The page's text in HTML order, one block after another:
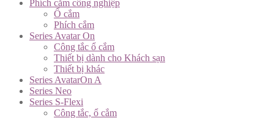
Phích cắm công nghiệp
Ổ cắm
Phích cắm
Series Avatar On
Công tắc ổ cắm
Thiết bị dành cho Khách sạn
Thiết bị khác
Series AvatarOn A
Series Neo
Series S-Flexi
Công tắc, ổ cắm